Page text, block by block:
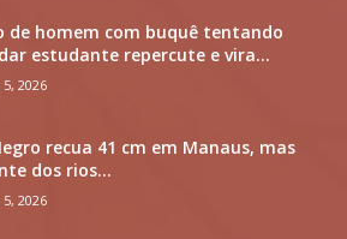
de homem com buquê tentando
estudante repercute e vira...
2026
recua 41 cm em Manaus, mas
dos rios...
2026